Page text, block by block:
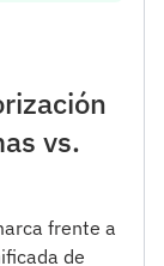
vs.
frente a
de